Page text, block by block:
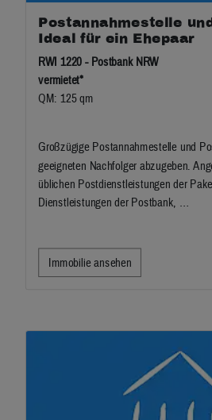
Postannahmestelle
Ideal für ein Ehepaar
RWI 1220 - Postbank NRW
vermietet*
QM: 125 qm
Großzügige Postannahmestelle und
geeigneten Nachfolger abzugeben.
üblichen Postdienstleistungen der
Dienstleistungen der Postbank, …
Immobilie ansehen